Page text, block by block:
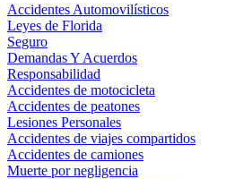
Accidentes Automovilísticos
Leyes de Florida
Seguro
Demandas Y Acuerdos
Responsabilidad
Accidentes de motocicleta
Accidentes de peatones
Lesiones Personales
Accidentes de viajes compartidos
Accidentes de camiones
Muerte por negligencia